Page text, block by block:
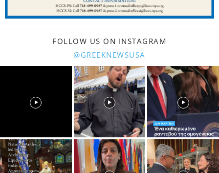
FOLLOW US ON INSTAGRAM
@GREEKNEWSUSA